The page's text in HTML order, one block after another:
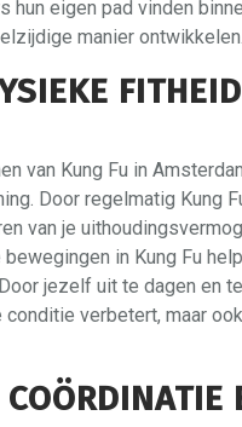
hun eigen pad vinden
manier ontwikkelen.
van Kung Fu in
Door regelmatig Kung
van je
in Kung Fu
jezelf uit te dagen en
verbetert, maar